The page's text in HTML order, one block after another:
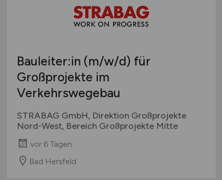
Bauleiter:in (m/w/d) für
Großprojekte im
Verkehrswegebau
STRABAG GmbH, Direktion Großprojekte
Nord-West, Bereich Großprojekte Mitte
vor 6 Tagen
Bad Hersfeld